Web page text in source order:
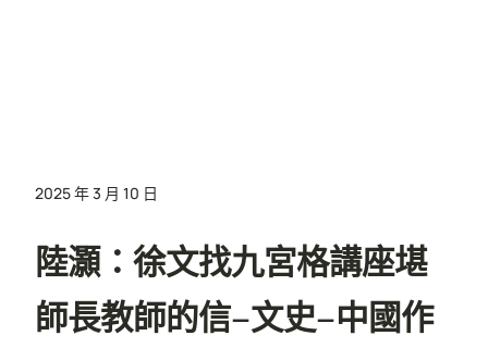
2025 年 3 月 10 日
陸灝：徐文找九宮格講座堪
師長教師的信–文史–中國作